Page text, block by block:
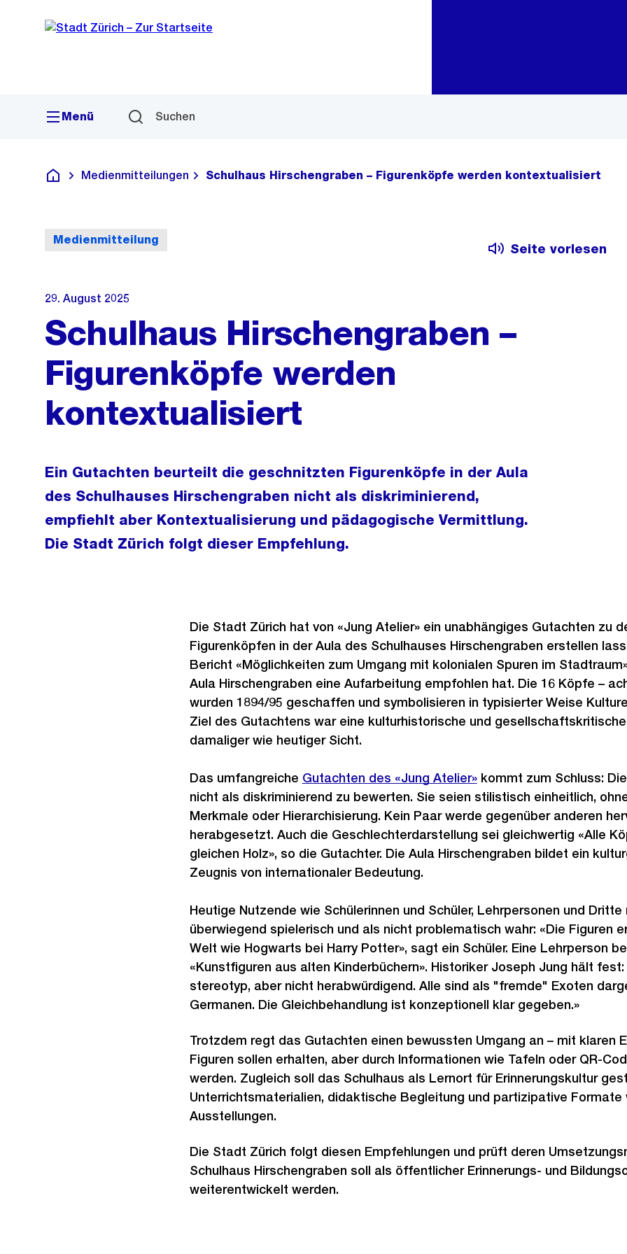
Navigation
Sprunglink
Menü Suchen
Deutsch
Medienmitteilungen Schulhaus Hirschengraben – Figurenköpfe werden kontextualisiert
Medienmitteilung
Seite vorlesen
29. August 2025
Schulhaus Hirschengraben –
Figurenköpfe werden
kontextualisiert
Ein Gutachten beurteilt die geschnitzten Figurenköpfe in der Aula
des Schulhauses Hirschengraben nicht als diskriminierend,
empfiehlt aber Kontextualisierung und pädagogische Vermittlung.
Die Stadt Zürich folgt dieser Empfehlung.
Die Stadt Zürich hat von «Jung Atelier» ein unabhängiges Gutachten zu
Figurenköpfen in der Aula des Schulhauses Hirschengraben erstellen
Bericht «Möglichkeiten zum Umgang mit kolonialen Spuren im
Aula Hirschengraben eine Aufarbeitung empfohlen hat. Die 16 Köpfe –
wurden 1894/95 geschaffen und symbolisieren in typisierter Weise
Ziel des Gutachtens war eine kulturhistorische und
damaliger wie heutiger Sicht.
Das umfangreiche Gutachten des «Jung Atelier»kommt zum Schluss:
nicht als diskriminierend zu bewerten. Sie seien stilistisch einheitlich,
Merkmale oder Hierarchisierung. Kein Paar werde gegenüber anderen
herabgesetzt. Auch die Geschlechterdarstellung sei gleichwertig «Alle
gleichen Holz», so die Gutachter. Die Aula Hirschengraben bildet ein
Zeugnis von internationaler Bedeutung.
Heutige Nutzende wie Schülerinnen und Schüler, Lehrpersonen und Dritte
überwiegend spielerisch und als nicht problematisch wahr: «Die Figuren
Welt wie Hogwarts bei Harry Potter», sagt ein Schüler. Eine Lehrperson
«Kunstfiguren aus alten Kinderbüchern». Historiker Joseph Jung hält fest:
stereotyp, aber nicht herabwürdigend. Alle sind als "fremde" Exoten
Germanen. Die Gleichbehandlung ist konzeptionell klar gegeben.»
Trotzdem regt das Gutachten einen bewussten Umgang an – mit klaren
Figuren sollen erhalten, aber durch Informationen wie Tafeln oder QR-
werden. Zugleich soll das Schulhaus als Lernort für Erinnerungskultur
Unterrichtsmaterialien, didaktische Begleitung und partizipative Formate
Ausstellungen.
Die Stadt Zürich folgt diesen Empfehlungen und prüft deren
Schulhaus Hirschengraben soll als öffentlicher Erinnerungs- und
weiterentwickelt werden.